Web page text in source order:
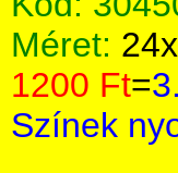
Méret:
1200 Ft=
Színek